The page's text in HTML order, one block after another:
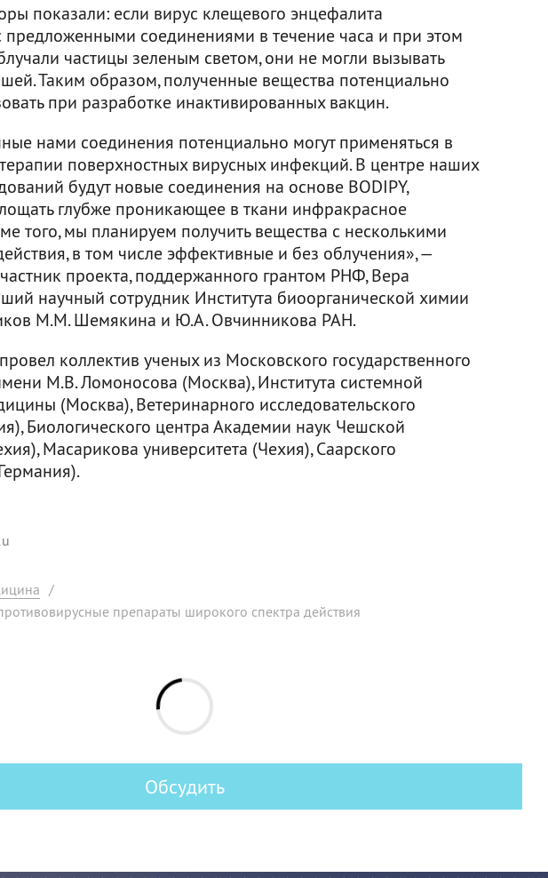
показали: если вирус клещевого энцефалита
соединениями в течение часа и при этом
частицы зеленым светом, они не могли вызывать
Таким образом, полученные вещества потенциально
при разработке инактивированных вакцин.
нами соединения потенциально могут применяться в
поверхностных вирусных инфекций. В центре наших
будут новые соединения на основе BODIPY,
глубже проникающее в ткани инфракрасное
того, мы планируем получить вещества с несколькими
в том числе эффективные и без облучения», —
проекта, поддержанного грантом РНФ, Вера
научный сотрудник Института биоорганической химии
М.М. Шемякина и Ю.А. Овчинникова РАН.
коллектив ученых из Московского государственного
М.В. Ломоносова (Москва), Института системной
(Москва), Ветеринарного исследовательского
Биологического центра Академии наук Чешской
Масарикова университета (Чехия), Саарского
/
препараты широкого спектра действия
Обсудить